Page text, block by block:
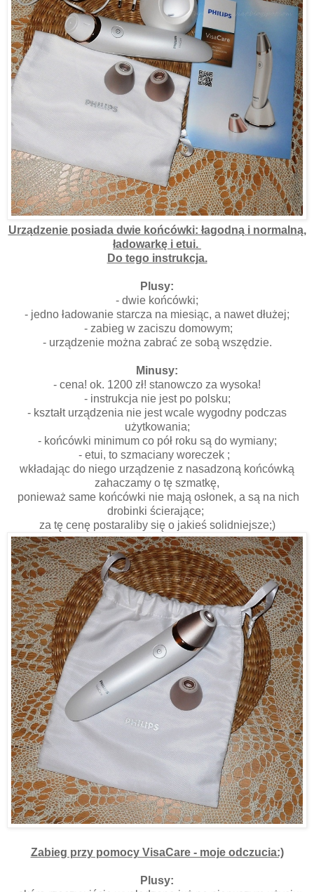
Urządzenie posiada dwie końcówki: łagodną i normalną,
ładowarkę i etui.
Do tego instrukcja.
Plusy:
- dwie końcówki;
- jedno ładowanie starcza na miesiąc, a nawet dłużej;
- zabieg w zaciszu domowym;
- urządzenie można zabrać ze sobą wszędzie.
Minusy:
- cena! ok. 1200 zł! stanowczo za wysoka!
- instrukcja nie jest po polsku;
- kształt urządzenia nie jest wcale wygodny podczas
użytkowania;
- końcówki minimum co pół roku są do wymiany;
- etui, to szmaciany woreczek ;
wkładając do niego urządzenie z nasadzoną końcówką
zahaczamy o tę szmatkę,
ponieważ same końcówki nie mają osłonek, a są na nich
drobinki ścierające;
za tę cenę postaraliby się o jakieś solidniejsze;)
Zabieg przy pomocy VisaCare - moje odczucia:)
Plusy: